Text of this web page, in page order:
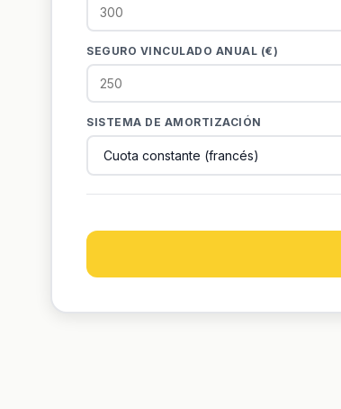
SEGURO VINCULADO ANUAL (€)
SISTEMA DE AMORTIZACIÓN